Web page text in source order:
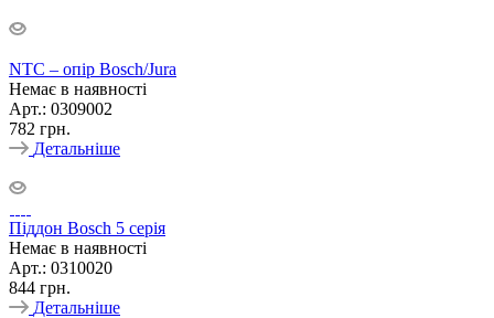
NTC – опір Bosch/Jura
Немає в наявності
Арт.: 0309002
782 грн.
Детальніше
Піддон Bosch 5 серія
Немає в наявності
Арт.: 0310020
844 грн.
Детальніше